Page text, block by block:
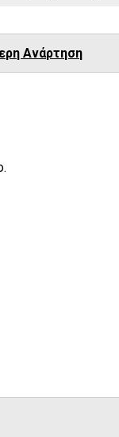
Ανάρτηση